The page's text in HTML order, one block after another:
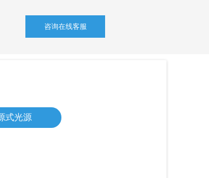
咨询在线客服
式光源